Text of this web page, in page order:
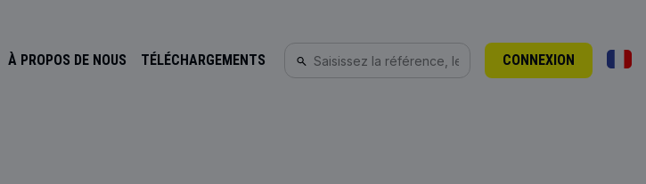
À PROPOS DE NOUS TÉLÉCHARGEMENTS CONNEXION